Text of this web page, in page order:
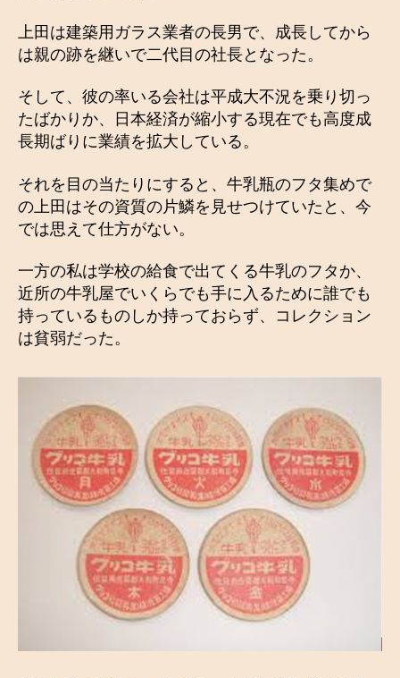
上田は建築用ガラス業者の長男で、成長してから
は親の跡を継いで二代目の社長となった。
そして、彼の率いる会社は平成大不況を乗り切っ
たばかりか、日本経済が縮小する現在でも高度成
長期ばりに業績を拡大している。
それを目の当たりにすると、牛乳瓶のフタ集めで
の上田はその資質の片鱗を見せつけていたと、今
では思えて仕方がない。
一方の私は学校の給食で出てくる牛乳のフタか、
近所の牛乳屋でいくらでも手に入るために誰でも
持っているものしか持っておらず、コレクション
は貧弱だった。